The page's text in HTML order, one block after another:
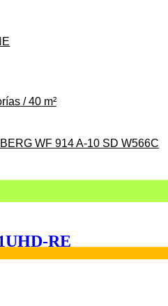
WF 914 A-10 SD W566C
/ 40 m²
RE